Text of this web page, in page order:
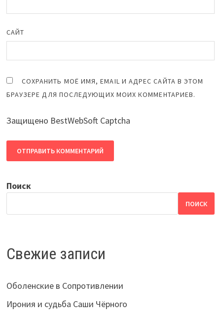
САЙТ
СОХРАНИТЬ МОЁ ИМЯ, EMAIL И АДРЕС САЙТА В ЭТОМ
БРАУЗЕРЕ ДЛЯ ПОСЛЕДУЮЩИХ МОИХ КОММЕНТАРИЕВ.
Защищено BestWebSoft Captcha
Поиск
ПОИСК
Свежие записи
Оболенские в Сопротивлении
Ирония и судьба Саши Чёрного